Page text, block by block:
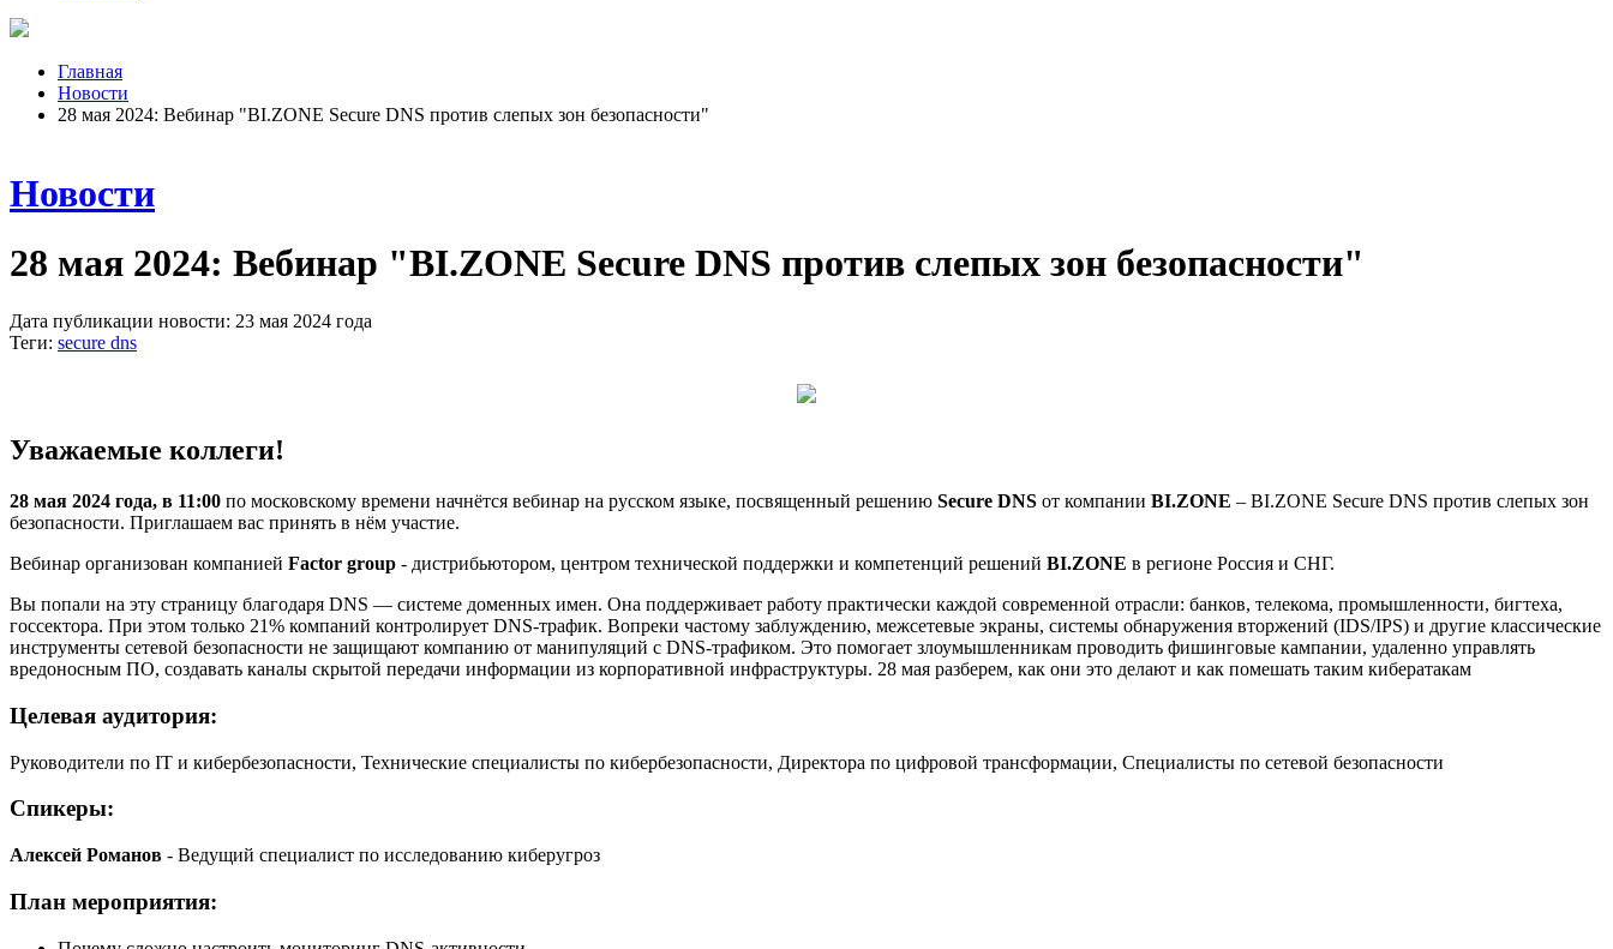
Главная
Новости
28 мая 2024: Вебинар "BI.ZONE Secure DNS против слепых зон безопасности"
Новости
28 мая 2024: Вебинар "BI.ZONE Secure DNS против слепых зон безопасности"
Дата публикации новости: 23 мая 2024 года
Теги: secure dns
Уважаемые коллеги!
28 мая 2024 года, в 11:00 по московскому времени начнётся вебинар на русском языке, посвященный решению Secure DNS от компании BI.ZONE – BI.ZONE Secure DNS против слепых зон
безопасности. Приглашаем вас принять в нём участие.
Вебинар организован компанией Factor group - дистрибьютором, центром технической поддержки и компетенций решений BI.ZONE в регионе Россия и СНГ.
Вы попали на эту страницу благодаря DNS — системе доменных имен. Она поддерживает работу практически каждой современной отрасли: банков, телекома, промышленности, бигтеха,
госсектора. При этом только 21% компаний контролирует DNS‑трафик. Вопреки частому заблуждению, межсетевые экраны, системы обнаружения вторжений (IDS/IPS) и другие классические
инструменты сетевой безопасности не защищают компанию от манипуляций с DNS‑трафиком. Это помогает злоумышленникам проводить фишинговые кампании, удаленно управлять
вредоносным ПО, создавать каналы скрытой передачи информации из корпоративной инфраструктуры. 28 мая разберем, как они это делают и как помешать таким кибератакам
Целевая аудитория:
Руководители по IT и кибербезопасности, Технические специалисты по кибербезопасности, Директора по цифровой трансформации, Специалисты по сетевой безопасности
Спикеры:
Алексей Романов - Ведущий специалист по исследованию киберугроз
План мероприятия: